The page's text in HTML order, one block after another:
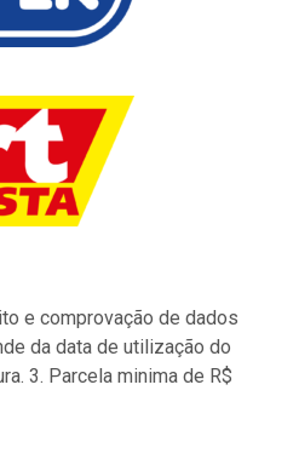
e comprovação de dados
da data de utilização do
3. Parcela minima de R$